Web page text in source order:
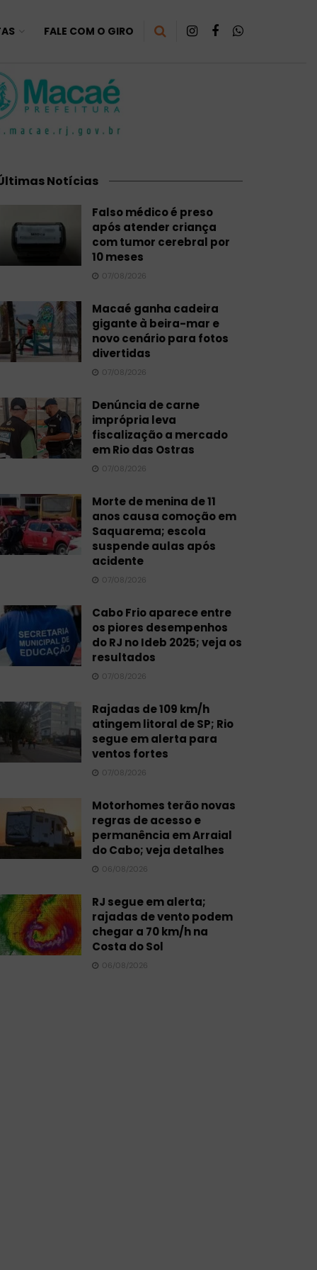
FALE COM O GIRO
Notícias
Falso médico é preso
após atender criança
com tumor cerebral por
10 meses
07/08/2026
Macaé ganha cadeira
gigante à beira-mar e
novo cenário para fotos
divertidas
07/08/2026
Denúncia de carne
imprópria leva
fiscalização a mercado
em Rio das Ostras
07/08/2026
Morte de menina de 11
anos causa comoção em
Saquarema; escola
suspende aulas após
acidente
07/08/2026
Cabo Frio aparece entre
os piores desempenhos
do RJ no Ideb 2025; veja os
resultados
07/08/2026
Rajadas de 109 km/h
atingem litoral de SP; Rio
segue em alerta para
ventos fortes
07/08/2026
Motorhomes terão novas
regras de acesso e
permanência em Arraial
do Cabo; veja detalhes
06/08/2026
RJ segue em alerta;
rajadas de vento podem
chegar a 70 km/h na
Costa do Sol
06/08/2026